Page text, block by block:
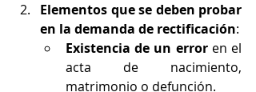
Elementos que se deben probar
en la demanda de rectificación:
Existencia de un error en el
acta de nacimiento,
matrimonio o defunción.